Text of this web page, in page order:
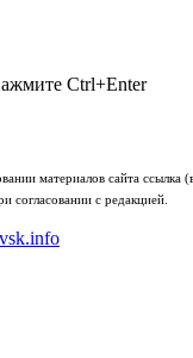
Ctrl+Enter
материалов сайта ссылка
согласовании с редакцией.